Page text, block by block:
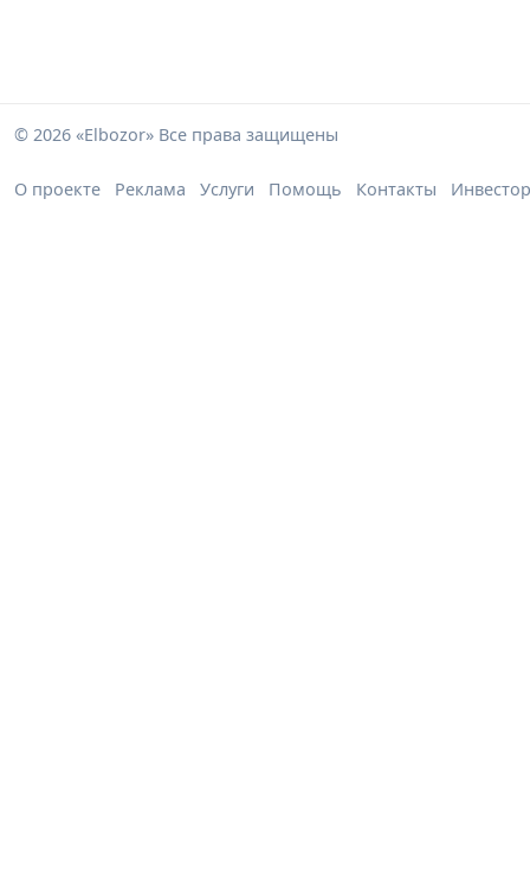
© 2026 «Elbozor» Все права защищены
О проекте Реклама Услуги Помощь Контакты